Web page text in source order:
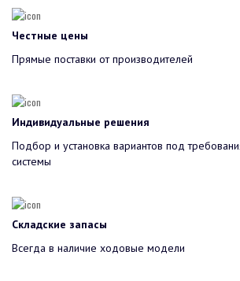
Честные цены
Прямые поставки от производителей
Индивидуальные решения
Подбор и установка вариантов под
системы
Складские запасы
Всегда в наличие ходовые модели